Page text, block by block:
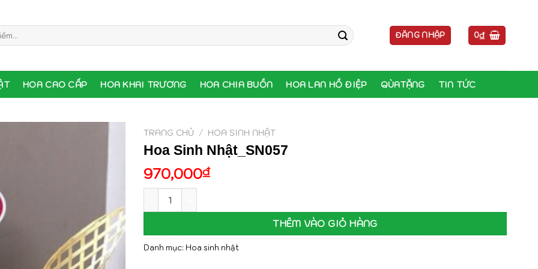
ĐĂNG NHẬP 0₫
HOA CAO CẤP HOA KHAI TRƯƠNG HOA CHIA BUỒN HOA LAN HỒ ĐIỆP QÙATẶNG TIN TỨC
TRANG CHỦ / HOA SINH NHẬT
Hoa Sinh Nhật_SN057
970,000₫
THÊM VÀO GIỎ HÀNG
Danh mục: Hoa sinh nhật